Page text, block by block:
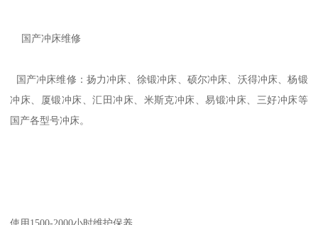
国产冲床维修
国产冲床维修：扬力冲床、徐锻冲床、硕尔冲床、沃得冲床、杨锻
冲床、厦锻冲床、汇田冲床、米斯克冲床、易锻冲床、三好冲床等
国产各型号冲床。
使用1500-2000小时维护保养